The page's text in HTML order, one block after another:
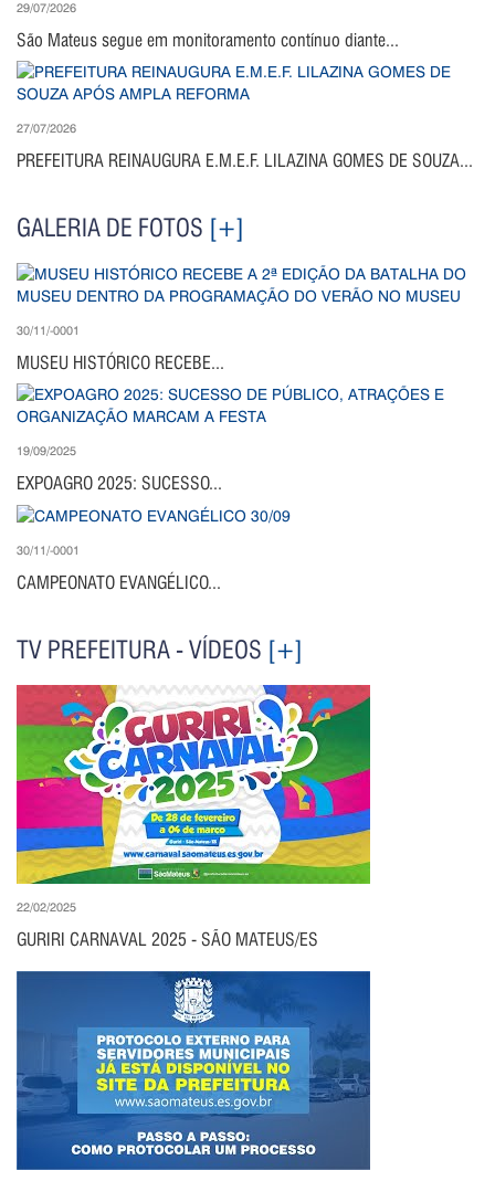
29/07/2026
São Mateus segue em monitoramento contínuo diante...
27/07/2026
PREFEITURA REINAUGURA E.M.E.F. LILAZINA GOMES DE SOUZA...
GALERIA DE FOTOS [+]
30/11/-0001
MUSEU HISTÓRICO RECEBE...
19/09/2025
EXPOAGRO 2025: SUCESSO...
30/11/-0001
CAMPEONATO EVANGÉLICO...
TV PREFEITURA - VÍDEOS [+]
22/02/2025
GURIRI CARNAVAL 2025 - SÃO MATEUS/ES